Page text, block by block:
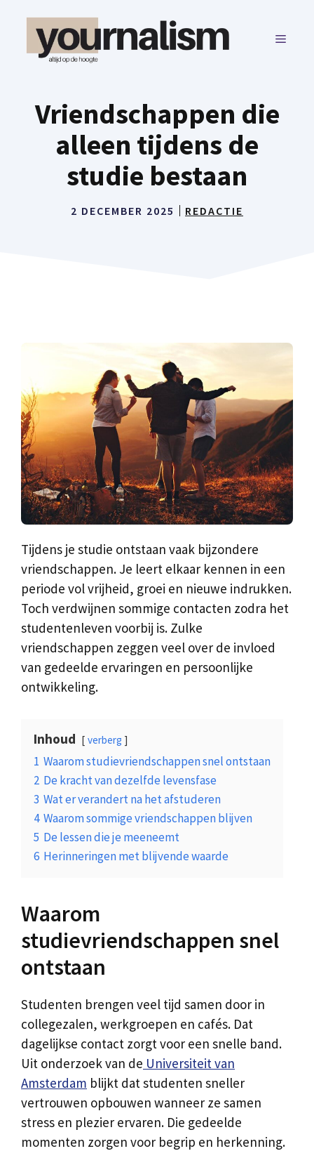
MENU
Vriendschappen die
alleen tijdens de
studie bestaan
2 DECEMBER 2025 REDACTIE
Tijdens je studie ontstaan vaak bijzondere
vriendschappen. Je leert elkaar kennen in een
periode vol vrijheid, groei en nieuwe indrukken.
Toch verdwijnen sommige contacten zodra het
studentenleven voorbij is. Zulke
vriendschappen zeggen veel over de invloed
van gedeelde ervaringen en persoonlijke
ontwikkeling.
Inhoud verberg
1 Waarom studievriendschappen snel ontstaan
2 De kracht van dezelfde levensfase
3 Wat er verandert na het afstuderen
4 Waarom sommige vriendschappen blijven
5 De lessen die je meeneemt
6 Herinneringen met blijvende waarde
Waarom
studievriendschappen snel
ontstaan
Studenten brengen veel tijd samen door in
collegezalen, werkgroepen en cafés. Dat
dagelijkse contact zorgt voor een snelle band.
Uit onderzoek van de Universiteit van
Amsterdam blijkt dat studenten sneller
vertrouwen opbouwen wanneer ze samen
stress en plezier ervaren. Die gedeelde
momenten zorgen voor begrip en herkenning.